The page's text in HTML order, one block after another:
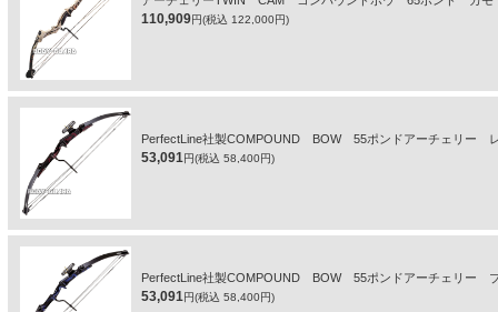
110,909円(税込 122,000円)
PerfectLine社製COMPOUND BOW 55ポンドアーチェリ
53,091円(税込 58,400円)
PerfectLine社製COMPOUND BOW 55ポンドアーチェリ
53,091円(税込 58,400円)